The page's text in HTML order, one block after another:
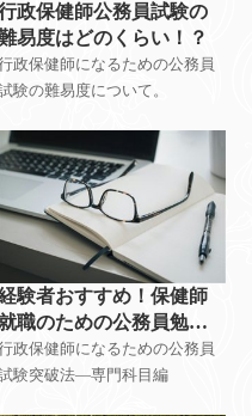
政保健師公務員試験の
易度はどのくらい！？
政保健師になるための公務員
験の難易度について。
験者おすすめ！保健師
職のための公務員勉強
-専門科目
政保健師になるための公務員
験突破法―専門科目編